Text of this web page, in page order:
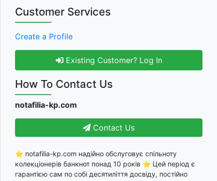
Customer Services
Create a Profile
Existing Customer? Log In
How To Contact Us
notafilia-kp.com
Contact Us
⭐ notafilia-kp.com надійно обслуговує спільноту
колекціонерів банкнот понад 10 років ⭐ Цей період є
гарантією сам по собі десятиліття досвіду, постійно